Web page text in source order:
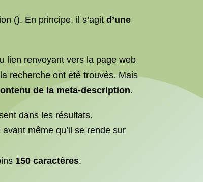
(). En principe, il s’agit d’une
lien renvoyant vers la page web
recherche ont été trouvés. Mais
de la meta-description.
dans les résultats.
même qu’il se rende sur
150 caractères.